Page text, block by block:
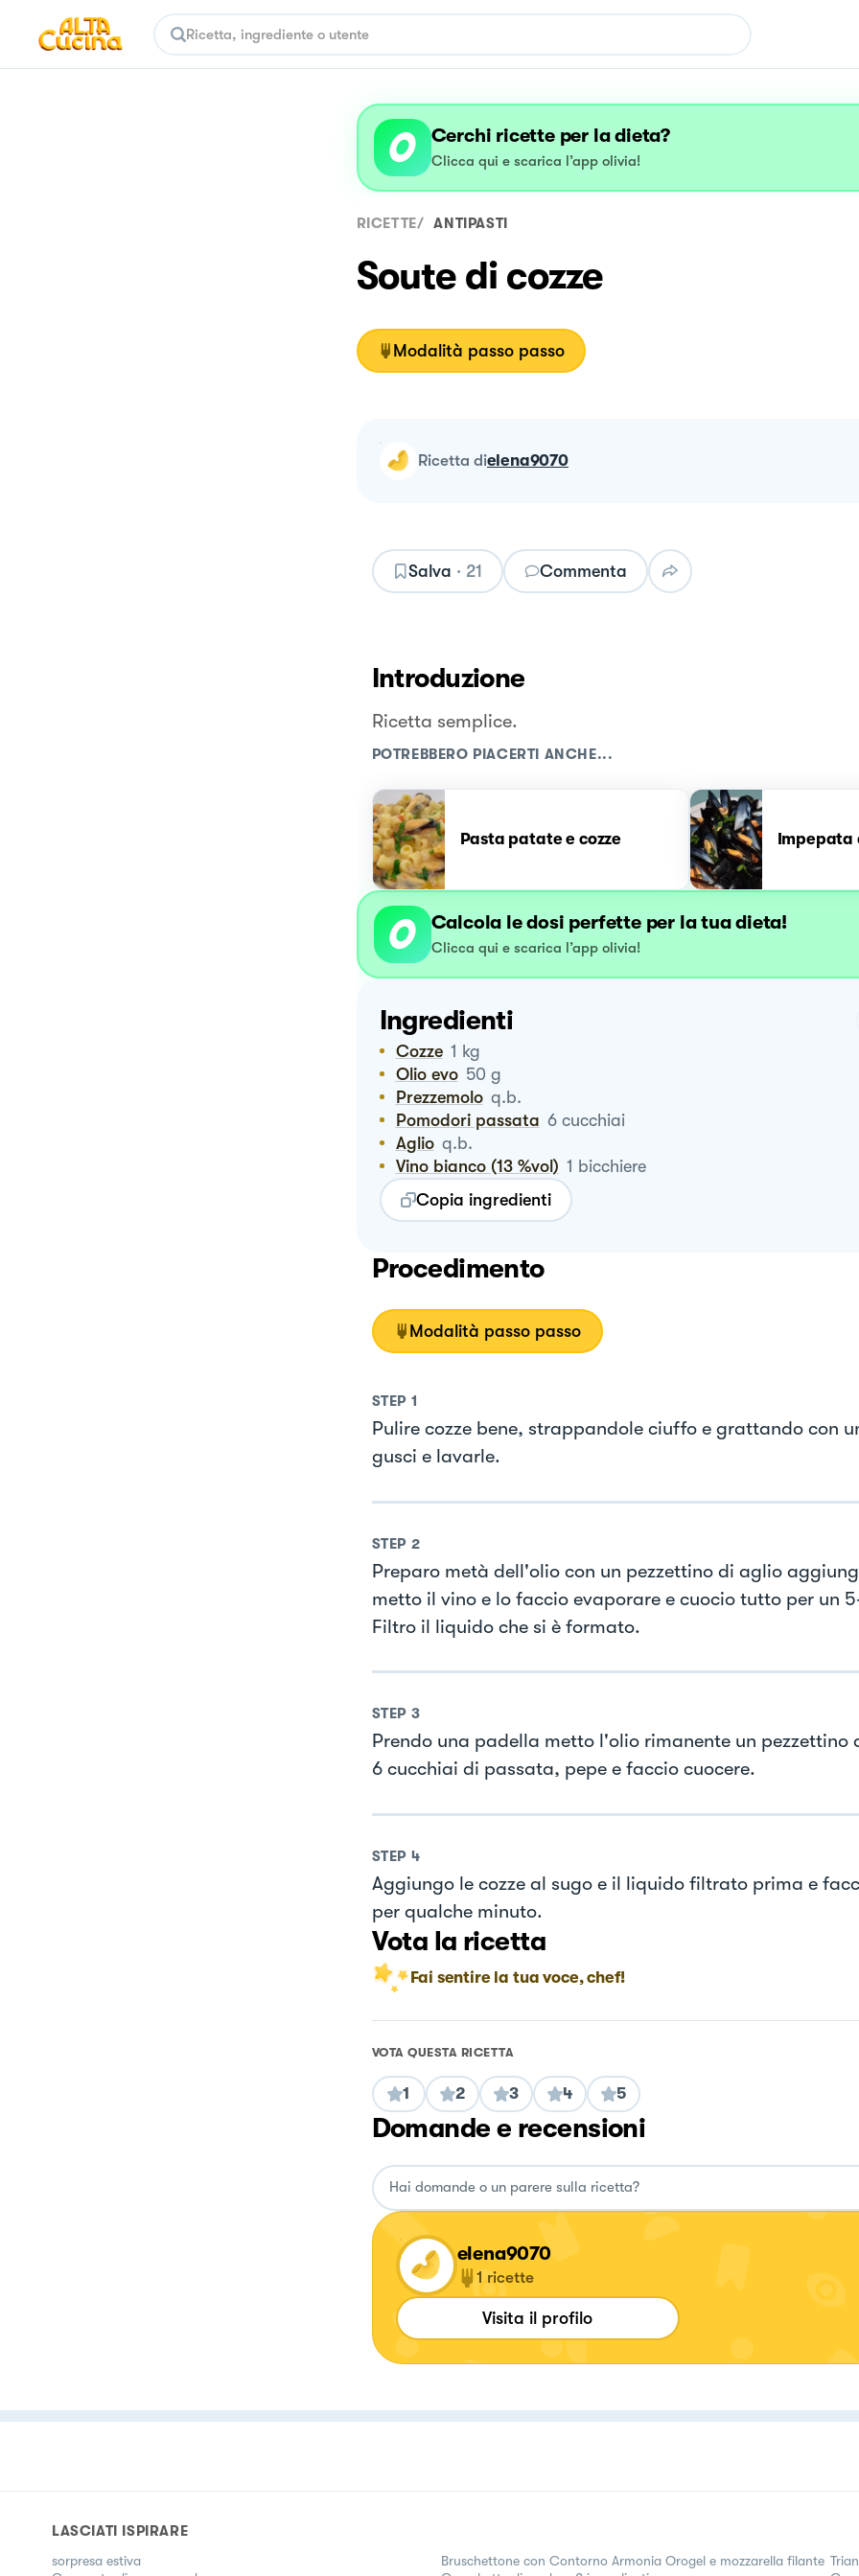
Cerchi ricette per la dieta?
Clicca qui e scarica l’app olivia!
RICETTE/ ANTIPASTI
Soute di cozze
Modalità passo passo
ricetta dielena9070
Salva · 21 Commenta
Introduzione
Ricetta semplice.
POTREBBERO PIACERTI ANCHE...
Pasta patate e cozze Impepata
Calcola le dosi perfette per la tua dieta!
Clicca qui e scarica l’app olivia!
Ingredienti
Cozze 1 kg
Olio evo 50 g
Prezzemolo q.b.
Pomodori passata 6 cucchiai
Aglio q.b.
Vino bianco (13 %vol) 1 bicchiere
Copia ingredienti
Procedimento
Modalità passo passo
STEP 1
Pulire cozze bene, strappandole ciuffo e grattando con
gusci e lavarle.
STEP 2
Preparo metà dell'olio con un pezzettino di aglio
metto il vino e lo faccio evaporare e cuocio tutto per un
Filtro il liquido che si è formato.
STEP 3
Prendo una padella metto l'olio rimanente un pezzettino
6 cucchiai di passata, pepe e faccio cuocere.
STEP 4
Aggiungo le cozze al sugo e il liquido filtrato prima e
per qualche minuto.
Vota la ricetta
Fai sentire la tua voce, chef!
VOTA QUESTA RICETTA
1 2 3 4 5
Domande e recensioni
elena9070
1 ricette
Visita il profilo
LASCIATI ISPIRARE
sorpresa estiva
Bruschettone con Contorno Armonia Orogel e mozzarella filante